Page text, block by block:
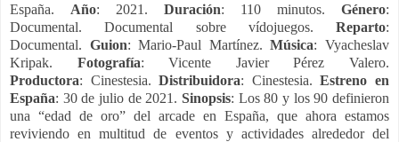
España. Año: 2021. Duración: 110 minutos. Género:
Documental. Documental sobre vídojuegos. Reparto:
Documental. Guion: Mario-Paul Martínez.Música: Vyacheslav
Kripak. Fotografía: Vicente Javier Pérez Valero.
Productora: Cinestesia.Distribuidora: Cinestesia.Estreno en
España: 30 de julio de 2021. Sinopsis: Los 80 y los 90 definieron
una “edad de oro” del arcade en España, que ahora estamos
reviviendo en multitud de eventos y actividades alrededor del